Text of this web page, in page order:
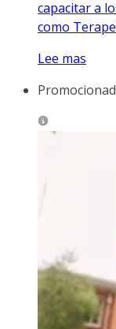
capacitar a
como
Lee mas